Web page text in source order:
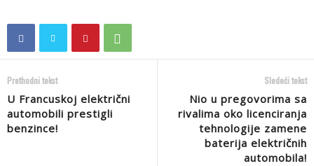
Prethodni tekst
U Francuskoj električni
automobili prestigli
benzince!
Sledeći tekst
Nio u pregovorima sa
rivalima oko licenciranja
tehnologije zamene
baterija električnih
automobila!